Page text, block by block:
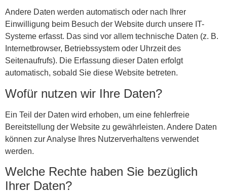
Andere Daten werden automatisch oder nach Ihrer
Einwilligung beim Besuch der Website durch unsere IT-
Systeme erfasst. Das sind vor allem technische Daten (z. B.
Internetbrowser, Betriebssystem oder Uhrzeit des
Seitenaufrufs). Die Erfassung dieser Daten erfolgt
automatisch, sobald Sie diese Website betreten.
Wofür nutzen wir Ihre Daten?
Ein Teil der Daten wird erhoben, um eine fehlerfreie
Bereitstellung der Website zu gewährleisten. Andere Daten
können zur Analyse Ihres Nutzerverhaltens verwendet
werden.
Welche Rechte haben Sie bezüglich
Ihrer Daten?